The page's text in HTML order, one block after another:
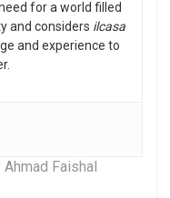
for a world filled
and considers ilcasa
and experience to
Ahmad Faishal